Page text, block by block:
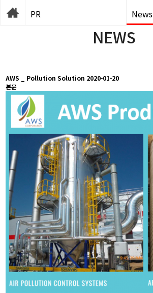
PR News
NEWS
AWS _ Pollution Solution 2020-01-20
본문